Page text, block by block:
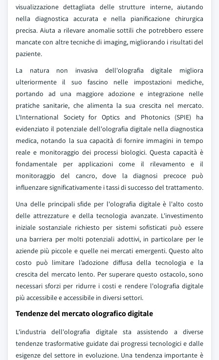
visualizzazione dettagliata delle strutture interne, aiutando
nella diagnostica accurata e nella pianificazione chirurgica
precisa. Aiuta a rilevare anomalie sottili che potrebbero essere
mancate con altre tecniche di imaging, migliorando i risultati del
paziente.
La natura non invasiva dell'olografia digitale migliora
ulteriormente il suo fascino nelle impostazioni mediche,
portando ad una maggiore adozione e integrazione nelle
pratiche sanitarie, che alimenta la sua crescita nel mercato.
L'International Society for Optics and Photonics (SPIE) ha
evidenziato il potenziale dell'olografia digitale nella diagnostica
medica, notando la sua capacità di fornire immagini in tempo
reale e monitoraggio dei processi biologici. Questa capacità è
fondamentale per applicazioni come il rilevamento e il
monitoraggio del cancro, dove la diagnosi precoce può
influenzare significativamente i tassi di successo del trattamento.
Una delle principali sfide per l'olografia digitale è l'alto costo
delle attrezzature e della tecnologia avanzate. L'investimento
iniziale sostanziale richiesto per sistemi sofisticati può essere
una barriera per molti potenziali adottivi, in particolare per le
aziende più piccole e quelle nei mercati emergenti. Questo alto
costo può limitare l’adozione diffusa della tecnologia e la
crescita del mercato lento. Per superare questo ostacolo, sono
necessari sforzi per ridurre i costi e rendere l'olografia digitale
più accessibile e accessibile in diversi settori.
Tendenze del mercato olografico digitale
L'industria dell'olografia digitale sta assistendo a diverse
tendenze trasformative guidate dai progressi tecnologici e dalle
esigenze del settore in evoluzione. Una tendenza importante è